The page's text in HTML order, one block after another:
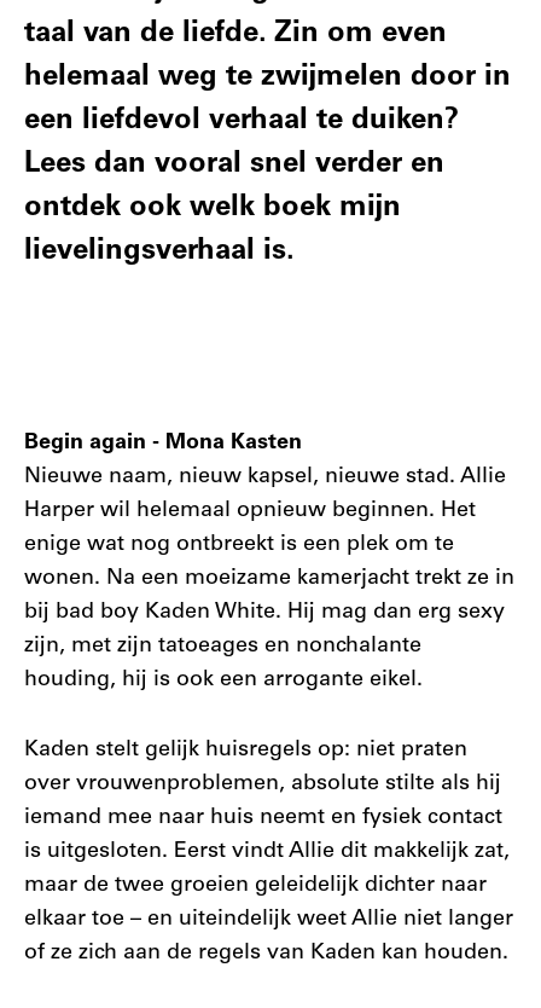
taal van de liefde. Zin om even
helemaal weg te zwijmelen door in
een liefdevol verhaal te duiken?
Lees dan vooral snel verder en
ontdek ook welk boek mijn
lievelingsverhaal is.
Begin again - Mona Kasten
Nieuwe naam, nieuw kapsel, nieuwe stad. Allie
Harper wil helemaal opnieuw beginnen. Het
enige wat nog ontbreekt is een plek om te
wonen. Na een moeizame kamerjacht trekt ze in
bij bad boy Kaden White. Hij mag dan erg sexy
zijn, met zijn tatoeages en nonchalante
houding, hij is ook een arrogante eikel.
Kaden stelt gelijk huisregels op: niet praten
over vrouwenproblemen, absolute stilte als hij
iemand mee naar huis neemt en fysiek contact
is uitgesloten. Eerst vindt Allie dit makkelijk zat,
maar de twee groeien geleidelijk dichter naar
elkaar toe – en uiteindelijk weet Allie niet langer
of ze zich aan de regels van Kaden kan houden.